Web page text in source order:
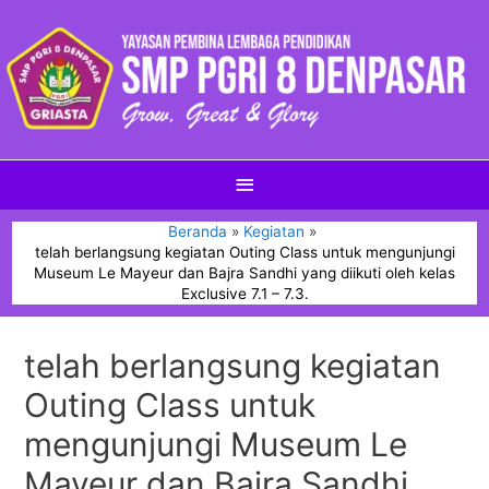
Beranda
Kegiatan
telah berlangsung kegiatan Outing Class untuk mengunjungi
Museum Le Mayeur dan Bajra Sandhi yang diikuti oleh kelas
Exclusive 7.1 – 7.3.
telah berlangsung kegiatan
Outing Class untuk
mengunjungi Museum Le